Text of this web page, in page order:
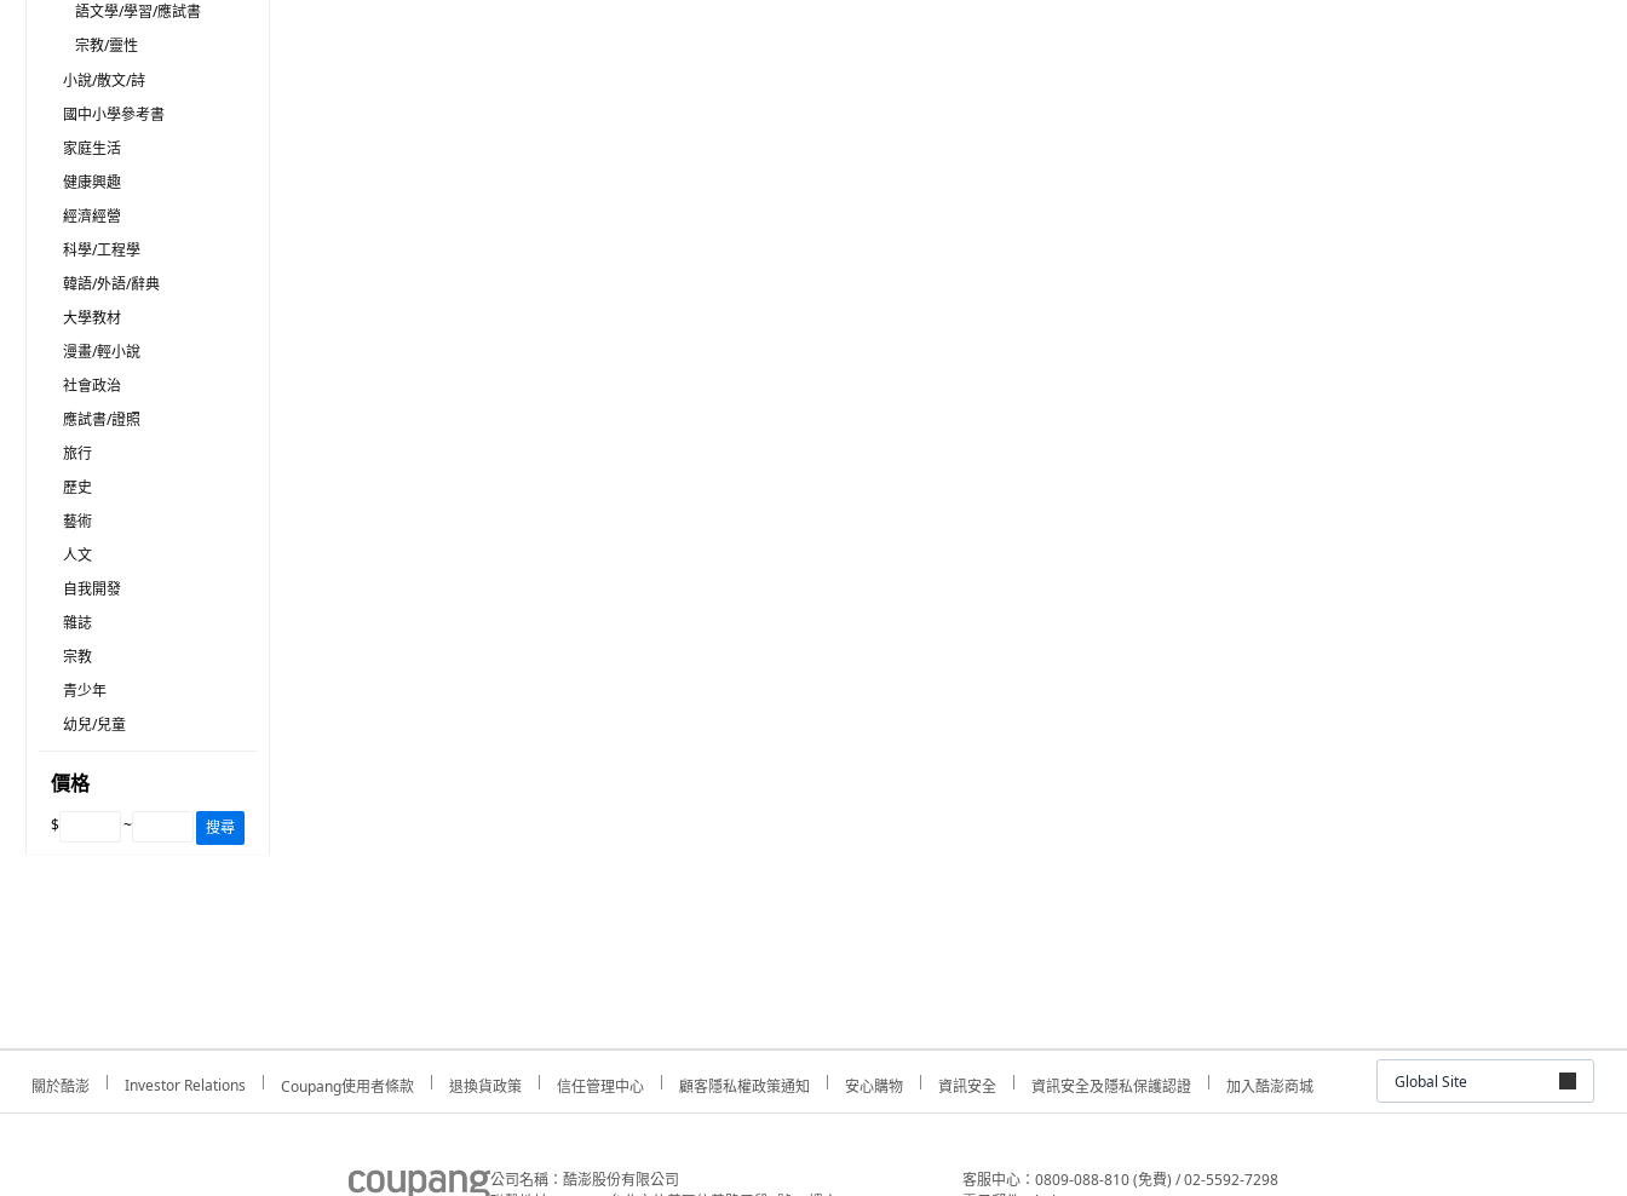
語文學/學習/應試書
宗教/靈性
小說/散文/詩
國中小學參考書
家庭生活
健康興趣
經濟經營
科學/工程學
韓語/外語/辭典
大學教材
漫畫/輕小說
社會政治
應試書/證照
旅行
歷史
藝術
人文
自我開發
雜誌
宗教
青少年
幼兒/兒童
價格
$ ~ 搜尋
關於酷澎 Investor Relations Coupang使用者條款 退換貨政策 信任管理中心 顧客隱私權政策通知 安心購物 資訊安全 資訊安全及隱私保護認證 加入酷澎商城 Global Site
公司名稱：酷澎股份有限公司
客服中心：0809-088-810 (免費) / 02-5592-7298